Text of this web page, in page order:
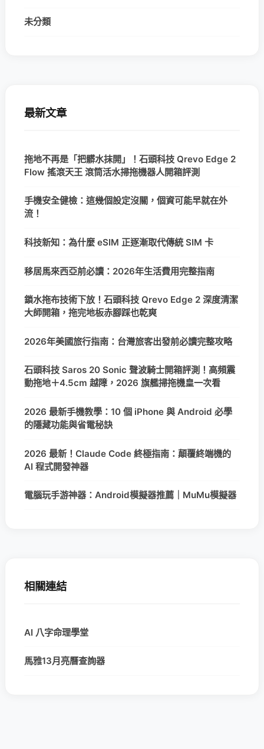
未分類
最新文章
拖地不再是「把髒水抹開」！石頭科技 Qrevo Edge 2
Flow 搖滾天王 滾筒活水掃拖機器人開箱評測
手機安全健檢：這幾個設定沒關，個資可能早就在外
流！
科技新知：為什麼 eSIM 正逐漸取代傳統 SIM 卡
移居馬來西亞前必讀：2026年生活費用完整指南
鎖水拖布技術下放！石頭科技 Qrevo Edge 2 深度清潔
大師開箱，拖完地板赤腳踩也乾爽
2026年美國旅行指南：台灣旅客出發前必讀完整攻略
石頭科技 Saros 20 Sonic 聲波騎士開箱評測！高頻震
動拖地＋4.5cm 越障，2026 旗艦掃拖機皇一次看
2026 最新手機教學：10 個 iPhone 與 Android 必學
的隱藏功能與省電秘訣
2026 最新！Claude Code 終極指南：顛覆終端機的
AI 程式開發神器
電腦玩手游神器：Android模擬器推薦｜MuMu模擬器
相關連結
AI 八字命理學堂
馬雅13月亮曆查詢器